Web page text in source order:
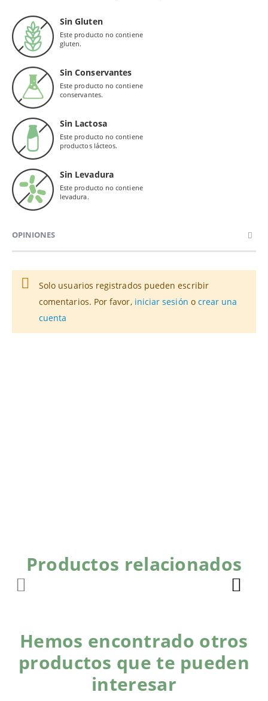
Sin Gluten
Este producto no contiene
gluten.
Sin Conservantes
Este producto no contiene
conservantes.
Sin Lactosa
Este producto no contiene
productos lácteos.
Sin Levadura
Este producto no contiene
levadura.
OPINIONES
Solo usuarios registrados pueden escribir
comentarios. Por favor, iniciar sesión o crear una
cuenta
Productos relacionados
Hemos encontrado otros
productos que te pueden
interesar